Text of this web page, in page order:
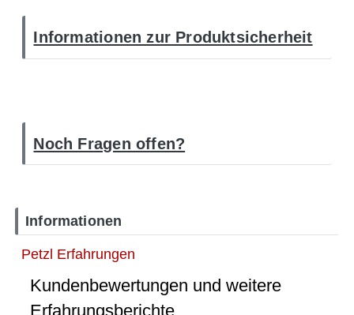
Informationen zur Produktsicherheit
Noch Fragen offen?
Informationen
Petzl Erfahrungen
Kundenbewertungen und weitere
Erfahrungsberichte